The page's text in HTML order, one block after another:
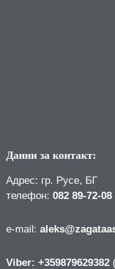
Данни за контакт:
Адрес: гр. Русе, БГ
телефон: 082 89-72-08
е-mail:
Viber: +359879629382